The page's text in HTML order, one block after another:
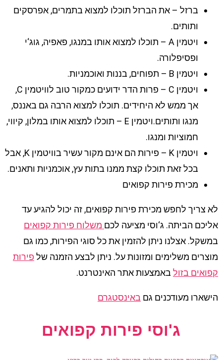
ברזל – את הברזל תוכלו למצוא בתמרים, אפרסקים
ותותים.
ויטמין A – תוכלו למצוא אותו במנגו, פאפיה, גוג‘י
ופסיפלורה.
ויטמין B – תפוחים, בננות ואוכמניות.
ויטמין C – פרות הדר ידועים כמקור טוב לוויטמין C,
אך ממש לא היחידים. תוכלו למצוא הרבה גם באננס,
מנגו ותותים.ויטמין E – תוכלו למצוא אותו במלון, קיווי,
חמוציות ומנגו.
ויטמין K – פירות הם אינם מקור עשיר בוויטמין K, אבל
בכל זאת תוכלו קצת ממנו בתות עץ, אוכמניות ותאנים.
מכירת פירות קפואים
לא צריך לחפש מכירת פירות קפואים, זה יכול להגיע עד
אליכם הביתה. ג‘וסי מציעה לכםמשלוח פירות קפואים
במשקל. אצלנו ניתן להזמין את כל סוגי הפירות, כמו גם
מוצרים משלימים ומזונות על. ניתן לבצע הזמנה שלפירות
קפואים בזולבאמצעות אתר האינטרנט.
הישארו מעודכנים גם באינסטגרם
ג'וסי פירות קפואים